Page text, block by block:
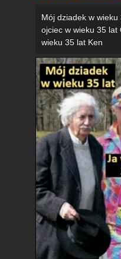
Mój dziadek w
ojciec w wieku 35 lat
wieku 35 lat Ken